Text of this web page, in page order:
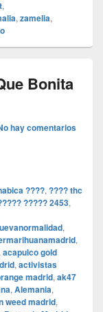
,
, zamelia,
Bonita
hay comentarios
????, ???? thc
????? 2453,
,
,
acapulco gold
, activistas
madrid, ak47
, Alemania,
weed madrid,